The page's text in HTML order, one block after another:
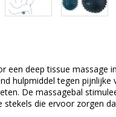
een deep tissue massage
hulpmiddel tegen
De massagebal
die ervoor zorgen